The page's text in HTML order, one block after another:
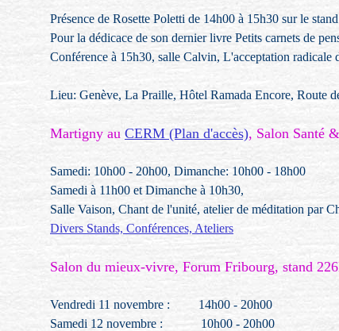
Présence de Rosette Poletti de 14h00 à 15h30 sur le stand
Pour la dédicace de son dernier livre Petits carnets de
Conférence à 15h30, salle Calvin, L'acceptation radicale
Lieu: Genève, La Praille, Hôtel Ramada Encore, Route
Martigny au CERM (Plan d'accès), Salon Santé
Samedi: 10h00 - 20h00, Dimanche: 10h00 - 18h00
Samedi à 11h00 et Dimanche à 10h30,
Salle Vaison, Chant de l'unité, atelier de méditation par
Divers Stands, Conférences, Ateliers
Salon du mieux-vivre, Forum Fribourg, stand
Vendredi 11 novembre : 14h00 - 20h00
Samedi 12 novembre : 10h00 - 20h00